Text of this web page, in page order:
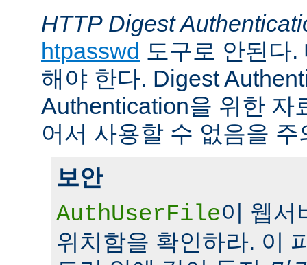
HTTP Digest
htpasswd 도구로 안된다
해야 한다. Digest
Authentication을 위한 자
어서 사용할 수 없음을 주
보안
AuthUserFile이 웹서
위치함을 확인하라. 이